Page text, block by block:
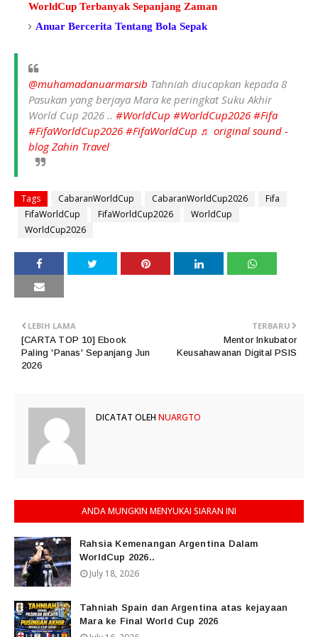
WorldCup Terbanyak Sepanjang Zaman
Anuar Bercerita Tentang Bola Sepak
@muhamadanuarmarsib Tahniah diucapkan kepada 8
Pasukan yang berjaya Mara ke peringkat Suku Akhir
World Cup 2026 .. #WorldCup #WorldCup2026 #Fifa
#FifaWorldCup2026 #FifaWorldCup ♬ original sound -
blog Zahin Travel
Tags CabaranWorldCup CabaranWorldCup2026
Fifa
FifaWorldCup
FifaWorldCup2026
WorldCup
WorldCup2026
TERBARU
Mentor Inkubator
Keusahawanan Digital PSIS
LEBIH LAMA
[CARTA TOP 10] Ebook
Paling 'Panas' Sepanjang Jun
2026
DICATAT OLEH NUARGTO
ANDA MUNGKIN MENYUKAI SIARAN INI
Rahsia Kemenangan Argentina Dalam
WorldCup 2026..
July 18, 2026
Tahniah Spain dan Argentina atas kejayaan
Mara ke Final World Cup 2026